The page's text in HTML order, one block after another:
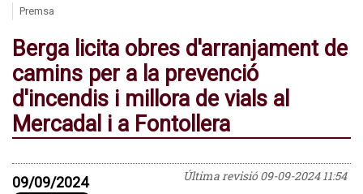
Premsa
Berga licita obres d'arranjament de
camins per a la prevenció
d'incendis i millora de vials al
Mercadal i a Fontollera
Última revisió09-09-2024 11:54
09/09/2024